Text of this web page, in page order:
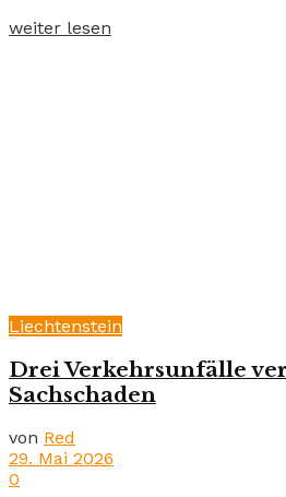
weiter lesen
Liechtenstein
Drei Verkehrsunfälle
Sachschaden
von Red
29. Mai 2026
0